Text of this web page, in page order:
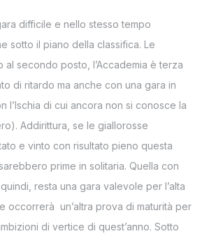
difficile e nello stesso tempo
sotto il piano della classifica. Le
al secondo posto, l’Accademia è terza
di ritardo ma anche con una gara in
l’Ischia di cui ancora non si conosce la
Addirittura, se le giallorosse
e vinto con risultato pieno questa
prime in solitaria. Quella con
resta una gara valevole per l’alta
occorrerà un’altra prova di maturità per
di vertice di quest’anno. Sotto